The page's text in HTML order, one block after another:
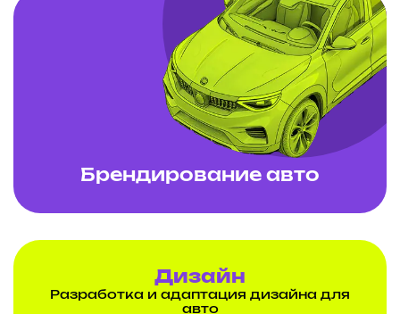
Брендирование авто
Дизайн
Разработка и адаптация дизайна для
авто